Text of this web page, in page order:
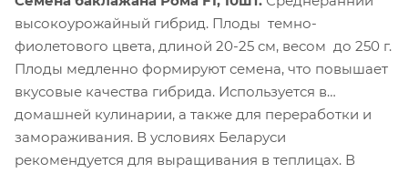
высокоурожайный гибрид. Плоды темно-
фиолетового цвета, длиной 20-25 см, весом до 250 г.
Плоды медленно формируют семена, что повышает
вкусовые качества гибрида. Используется в
домашней кулинарии, а также для переработки и
замораживания. В условиях Беларуси
рекомендуется для выращивания в теплицах. В